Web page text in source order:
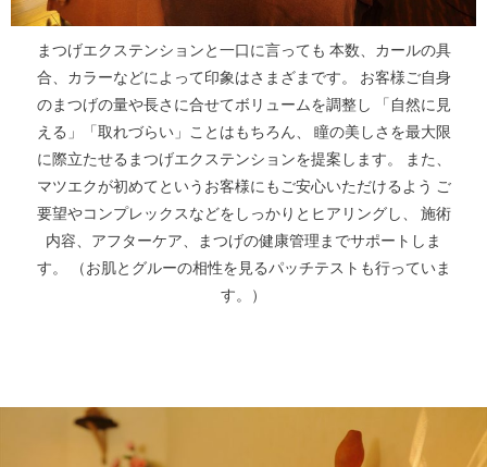
まつげエクステンションと一口に言っても 本数、カールの具
合、カラーなどによって印象はさまざまです。 お客様ご自身
のまつげの量や長さに合せてボリュームを調整し 「自然に見
える」「取れづらい」ことはもちろん、 瞳の美しさを最大限
に際立たせるまつげエクステンションを提案します。 また、
マツエクが初めてというお客様にもご安心いただけるよう ご
要望やコンプレックスなどをしっかりとヒアリングし、 施術
内容、アフターケア、まつげの健康管理までサポートしま
す。 （お肌とグルーの相性を見るパッチテストも行っていま
す。）